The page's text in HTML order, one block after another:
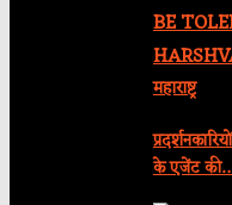
महाराष्ट्र
के एजेंट